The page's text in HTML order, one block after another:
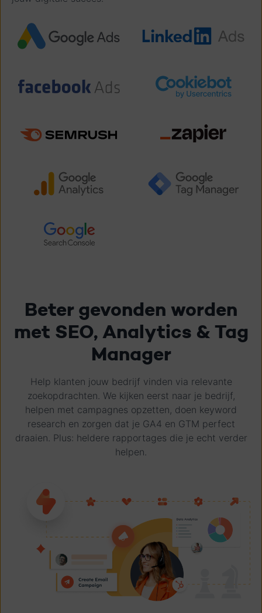
Beter gevonden worden
met SEO, Analytics & Tag
Manager
Help klanten jouw bedrijf vinden via relevante
zoekopdrachten. We kijken eerst naar je bedrijf,
helpen met campagnes opzetten, doen keyword
research en zorgen dat je GA4 en GTM perfect
draaien. Plus: heldere rapportages die je echt verder
helpen.